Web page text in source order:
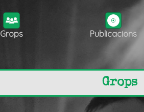
Grops Publicacions
Grops